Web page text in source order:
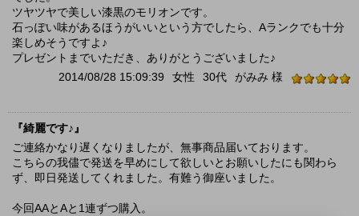
ツヤツヤで美しい漆黒のモリオンです。
石っぽい味があるほうがいいという方でしたら、Aランクでも十分
楽しめそうですよ♪
プレゼントまでいただき、ありがとうございました♪
がみみ 様
30代
女性
2014/08/28 15:09:39
『綺麗です♪』
ご連絡かなり遅くなりましたが、無事商品届いております。
こちらの我儘で発送を早めにして欲しいとお願いしたにも関わら
ず、即日発送してくれました。有難う御座いました。
今回AAとAと1連ずつ購入。